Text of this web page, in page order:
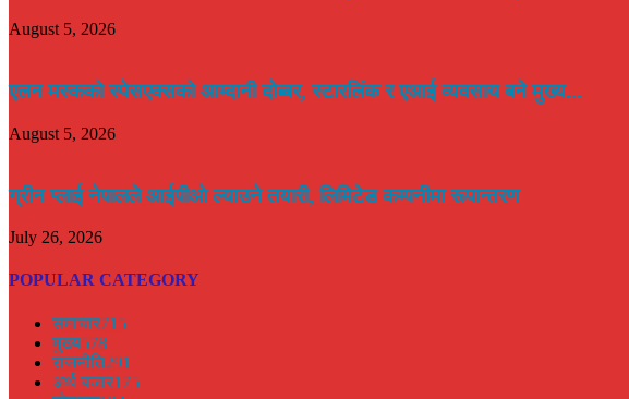
August 5, 2026
एलन मस्कको स्पेसएक्सको आम्दानी दोब्बर, स्टारलिंक र एआई व्यवसाय बने मुख्य...
August 5, 2026
ग्रीन प्लाई नेपालले आईपीओ ल्याउने तयारी, लिमिटेड कम्पनीमा रूपान्तरण
July 26, 2026
POPULAR CATEGORY
समाचार715
मुख्य578
राजनीति291
अर्थ बजार175